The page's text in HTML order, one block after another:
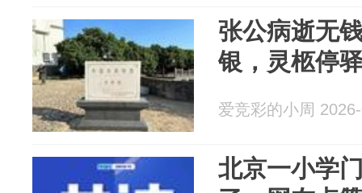
张公病逝无
银，灵柩停
爱竞彩的小周
北京一小学